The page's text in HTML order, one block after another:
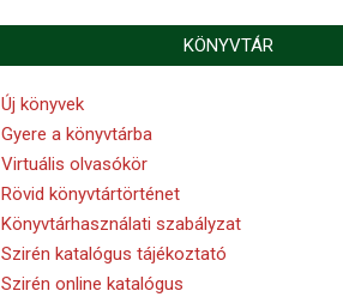
KÖNYVTÁR
Új könyvek
Gyere a könyvtárba
Virtuális olvasókör
Rövid könyvtártörténet
Könyvtárhasználati szabályzat
Szirén katalógus tájékoztató
Szirén online katalógus